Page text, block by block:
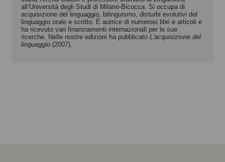
all’Università degli Studi di Milano-Bicocca. Si occupa di
acquisizione del linguaggio, bilinguismo, disturbi evolutivi del
linguaggio orale e scritto. È autrice di numerosi libri e articoli e
ha ricevuto vari finanziamenti internazionali per le sue
ricerche. Nelle nostre edizioni ha pubblicato L'acquisizione del
linguaggio (2007).